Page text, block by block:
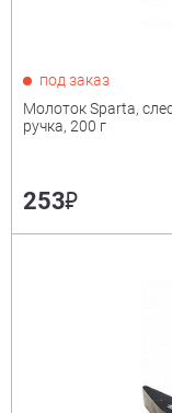
под заказ
Молоток Sparta,
ручка, 200 г
253₽